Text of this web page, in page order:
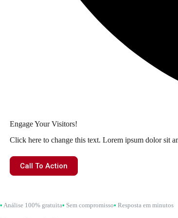
Engage Your Visitors!
Click here to change this text. Lorem ipsum dolor sit
Call To Action
• Análise 100% gratuita• Sem compromisso• Resposta em minutos